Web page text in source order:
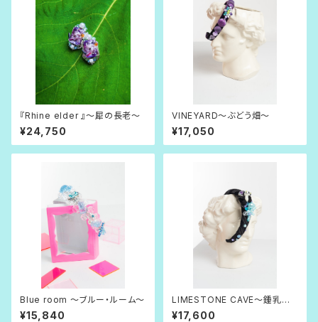
『Rhine elder 』〜犀の長老〜
¥24,750
VINEYARD〜ぶどう畑〜
¥17,050
Blue room 〜ブルー・ルーム〜
¥15,840
LIMESTONE CAVE〜鍾乳
洞〜
¥17,600